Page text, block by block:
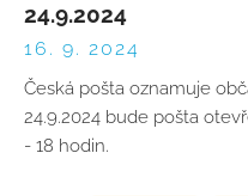
24.9.2024
16. 9. 2024
Česká pošta oznamuje
24.9.2024 bude pošta
- 18 hodin.